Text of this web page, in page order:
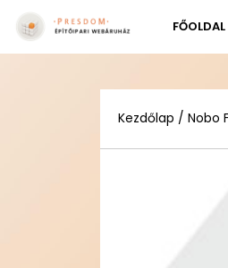
FŐOLDAL
Kezdőlap / Nobo